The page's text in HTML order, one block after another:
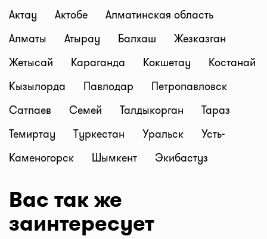
Актау Актобе
Алматинская область
Алматы
Атырау Балхаш
Жезказган
Жетысай
Караганда Кокшетау
Костанай
Кызылорда
Павлодар
Петропавловск
Сатпаев
Семей Талдыкорган
Тараз
Темиртау
Туркестан Уральск
Усть-
Каменогорск
Шымкент Экибастуз
Вас так же
заинтересует